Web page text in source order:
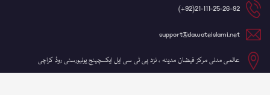
21-111-25-26-92(92+)
support@dawateislami.net
عالمی مدنی مرکز فیضان مدینہ ، نزد پی ٹی سی ایل ایکسچینج یونیورسٹی روڈ کراچی